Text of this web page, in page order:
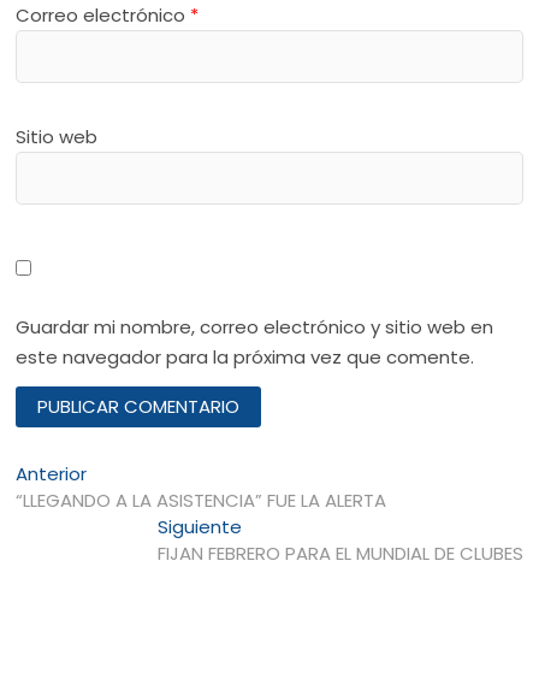
Correo electrónico *
Sitio web
Guardar mi nombre, correo electrónico y sitio web en
este navegador para la próxima vez que comente.
Navegación
de
entradas
AnteriorEntrada
anterior:
“LLEGANDO A LA ASISTENCIA” FUE LA ALERTA
SiguienteEntrada
siguiente:
FIJAN FEBRERO PARA EL MUNDIAL DE CLUBES